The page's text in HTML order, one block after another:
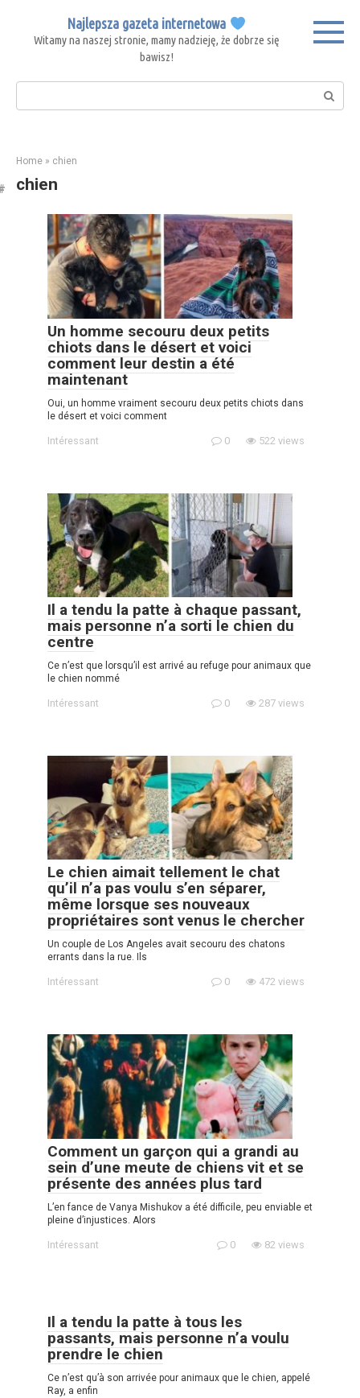
content
Najlepsza gazeta internetowa
Witamy na naszej stronie, mamy nadzieję, że dobrze się
bawisz!
Search:
Home » chien
chien
Un homme secouru deux petits
chiots dans le désert et voici
comment leur destin a été
maintenant
Oui, un homme vraiment secouru deux petits chiots dans
le désert et voici comment
Intéressant 0 522 views
Il a tendu la patte à chaque passant,
mais personne n’a sorti le chien du
centre
Ce n’est que lorsqu’il est arrivé au refuge pour animaux que
le chien nommé
Intéressant 0 287 views
Le chien aimait tellement le chat
qu’il n’a pas voulu s’en séparer,
même lorsque ses nouveaux
propriétaires sont venus le chercher
Un couple de Los Angeles avait secouru des chatons
errants dans la rue. Ils
Intéressant 0 472 views
Comment un garçon qui a grandi au
sein d’une meute de chiens vit et se
présente des années plus tard
L’en fance de Vanya Mishukov a été difficile, peu enviable et
pleine d’injustices. Alors
Intéressant 0 82 views
Il a tendu la patte à tous les
passants, mais personne n’a voulu
prendre le chien
Ce n’est qu’à son arrivée pour animaux que le chien, appelé
Ray, a enfin